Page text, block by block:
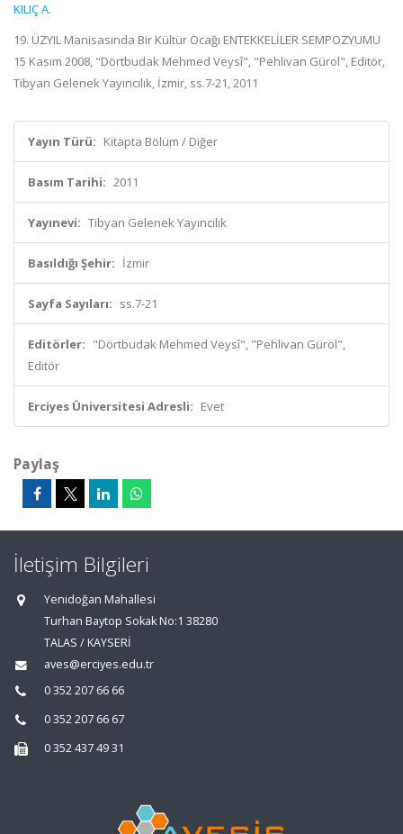
KILIÇ A.
19. ÜZYIL Manisasında Bir Kültür Ocağı ENTEKKELİLER SEMPOZYUMU
15 Kasım 2008, "Dörtbudak Mehmed Veysî", "Pehlivan Gürol", Editör,
Tibyan Gelenek Yayıncılık, İzmir, ss.7-21, 2011
Yayın Türü: Kitapta Bölüm / Diğer
Basım Tarihi: 2011
Yayınevi: Tibyan Gelenek Yayıncılık
Basıldığı Şehir: İzmir
Sayfa Sayıları: ss.7-21
Editörler: "Dörtbudak Mehmed Veysî", "Pehlivan Gürol",
Editör
Erciyes Üniversitesi Adresli: Evet
Paylaş
İletişim Bilgileri
Yenidoğan Mahallesi
Turhan Baytop Sokak No:1 38280
TALAS / KAYSERİ
aves@erciyes.edu.tr
0 352 207 66 66
0 352 207 66 67
0 352 437 49 31